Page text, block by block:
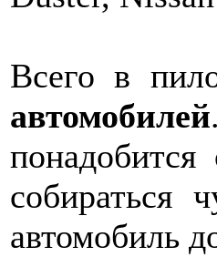
Всего в
автомобилей
собираться
автомобиль